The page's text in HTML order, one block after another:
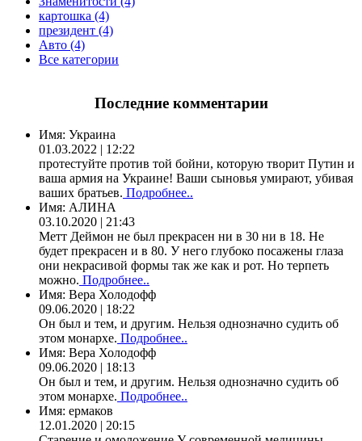
картошка (4)
президент (4)
Авто (4)
Все категории
Последние комментарии
Имя: Украина
01.03.2022 | 12:22
протестуйте против той бойни, которую творит Путин и
ваша армия на Украине! Ваши сыновья умирают, убивая
ваших братьев. Подробнее..
Имя: АЛИНА
03.10.2020 | 21:43
Метт Деймон не был прекрасен ни в 30 ни в 18. Не
будет прекрасен и в 80. У него глубоко посажены глаза
они некрасивой формы так же как и рот. Но терпеть
можно. Подробнее..
Имя: Вера Холодофф
09.06.2020 | 18:22
Он был и тем, и другим. Нельзя однозначно судить об
этом монархе. Подробнее..
Имя: Вера Холодофф
09.06.2020 | 18:13
Он был и тем, и другим. Нельзя однозначно судить об
этом монархе. Подробнее..
Имя: ермаков
12.01.2020 | 20:15